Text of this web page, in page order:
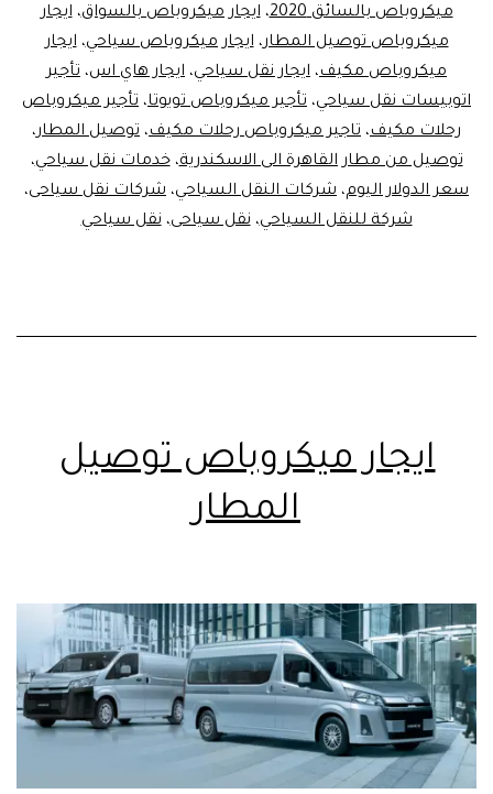
ميكروباص بالسائق 2020
،ايجار ميكروباص بالسواق،ايجار
ميكروباص توصيل المطار،ايجار ميكروباص سياحي،ايجار
ميكروباص مكيف، ايجار نقل سياحي، ايجار هاي اس، تأجير
اتوبيسات نقل سياحي، تأجير ميكروباص تويوتا، تأجير ميكروباص
رحلات مكيف، تاجير ميكروباص رحلات مكيف، توصيل المطار،
توصيل من مطار القاهرة الى الاسكندرية،خدمات نقل سياحي،
سعر الدولار اليوم، شركات النقل السياحي، شركات نقل سياحى،
شركة للنقل السياحي،نقل سياحى،نقل سياحي
ايجار ميكروباص توصيل
المطار